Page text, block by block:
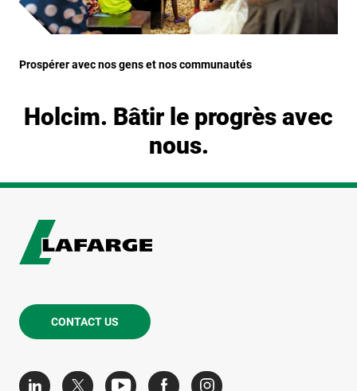
Prospérer avec nos gens et nos communautés
Holcim. Bâtir le progrès avec
nous.
CONTACT US